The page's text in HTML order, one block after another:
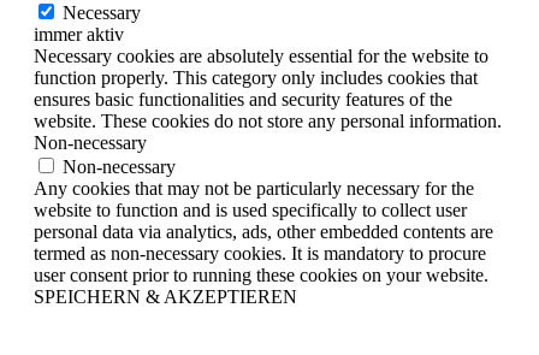
Necessary
immer aktiv
Necessary cookies are absolutely essential for the website to
function properly. This category only includes cookies that
ensures basic functionalities and security features of the
website. These cookies do not store any personal information.
Non-necessary
Non-necessary
Any cookies that may not be particularly necessary for the
website to function and is used specifically to collect user
personal data via analytics, ads, other embedded contents are
termed as non-necessary cookies. It is mandatory to procure
user consent prior to running these cookies on your website.
SPEICHERN & AKZEPTIEREN